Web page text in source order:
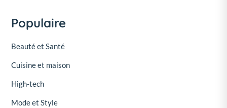
Populaire
Beauté et Santé
Cuisine et maison
High-tech
Mode et Style